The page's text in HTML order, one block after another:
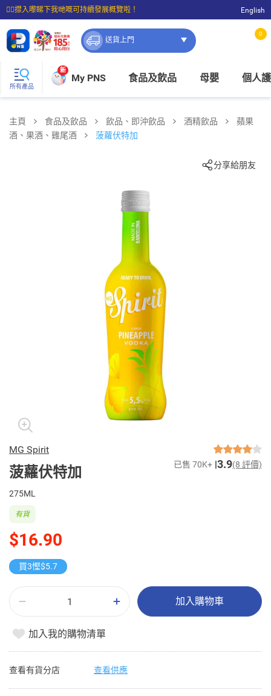
☝🏼㩒入嚟睇下我哋嘅可持續發展概覽啦！
⭐購物滿$399即享免費送貨；滿$100即可免費店取。
English
送貨上門
0
所有產品
新
My PNS 食品及飲品 母嬰 個人
主頁 食品及飲品 飲品、即沖飲品 酒精飲品
蘋果
酒、果酒、雞尾酒
菠蘿伏特加
分享給朋友
MG Spirit
菠蘿伏特加 已售 70K+ 3.9(8 評價)
275ML
$16.90
有貨
買3慳$5.7
加入購物車
加入我的購物清單
查看有貨分店 查看供應